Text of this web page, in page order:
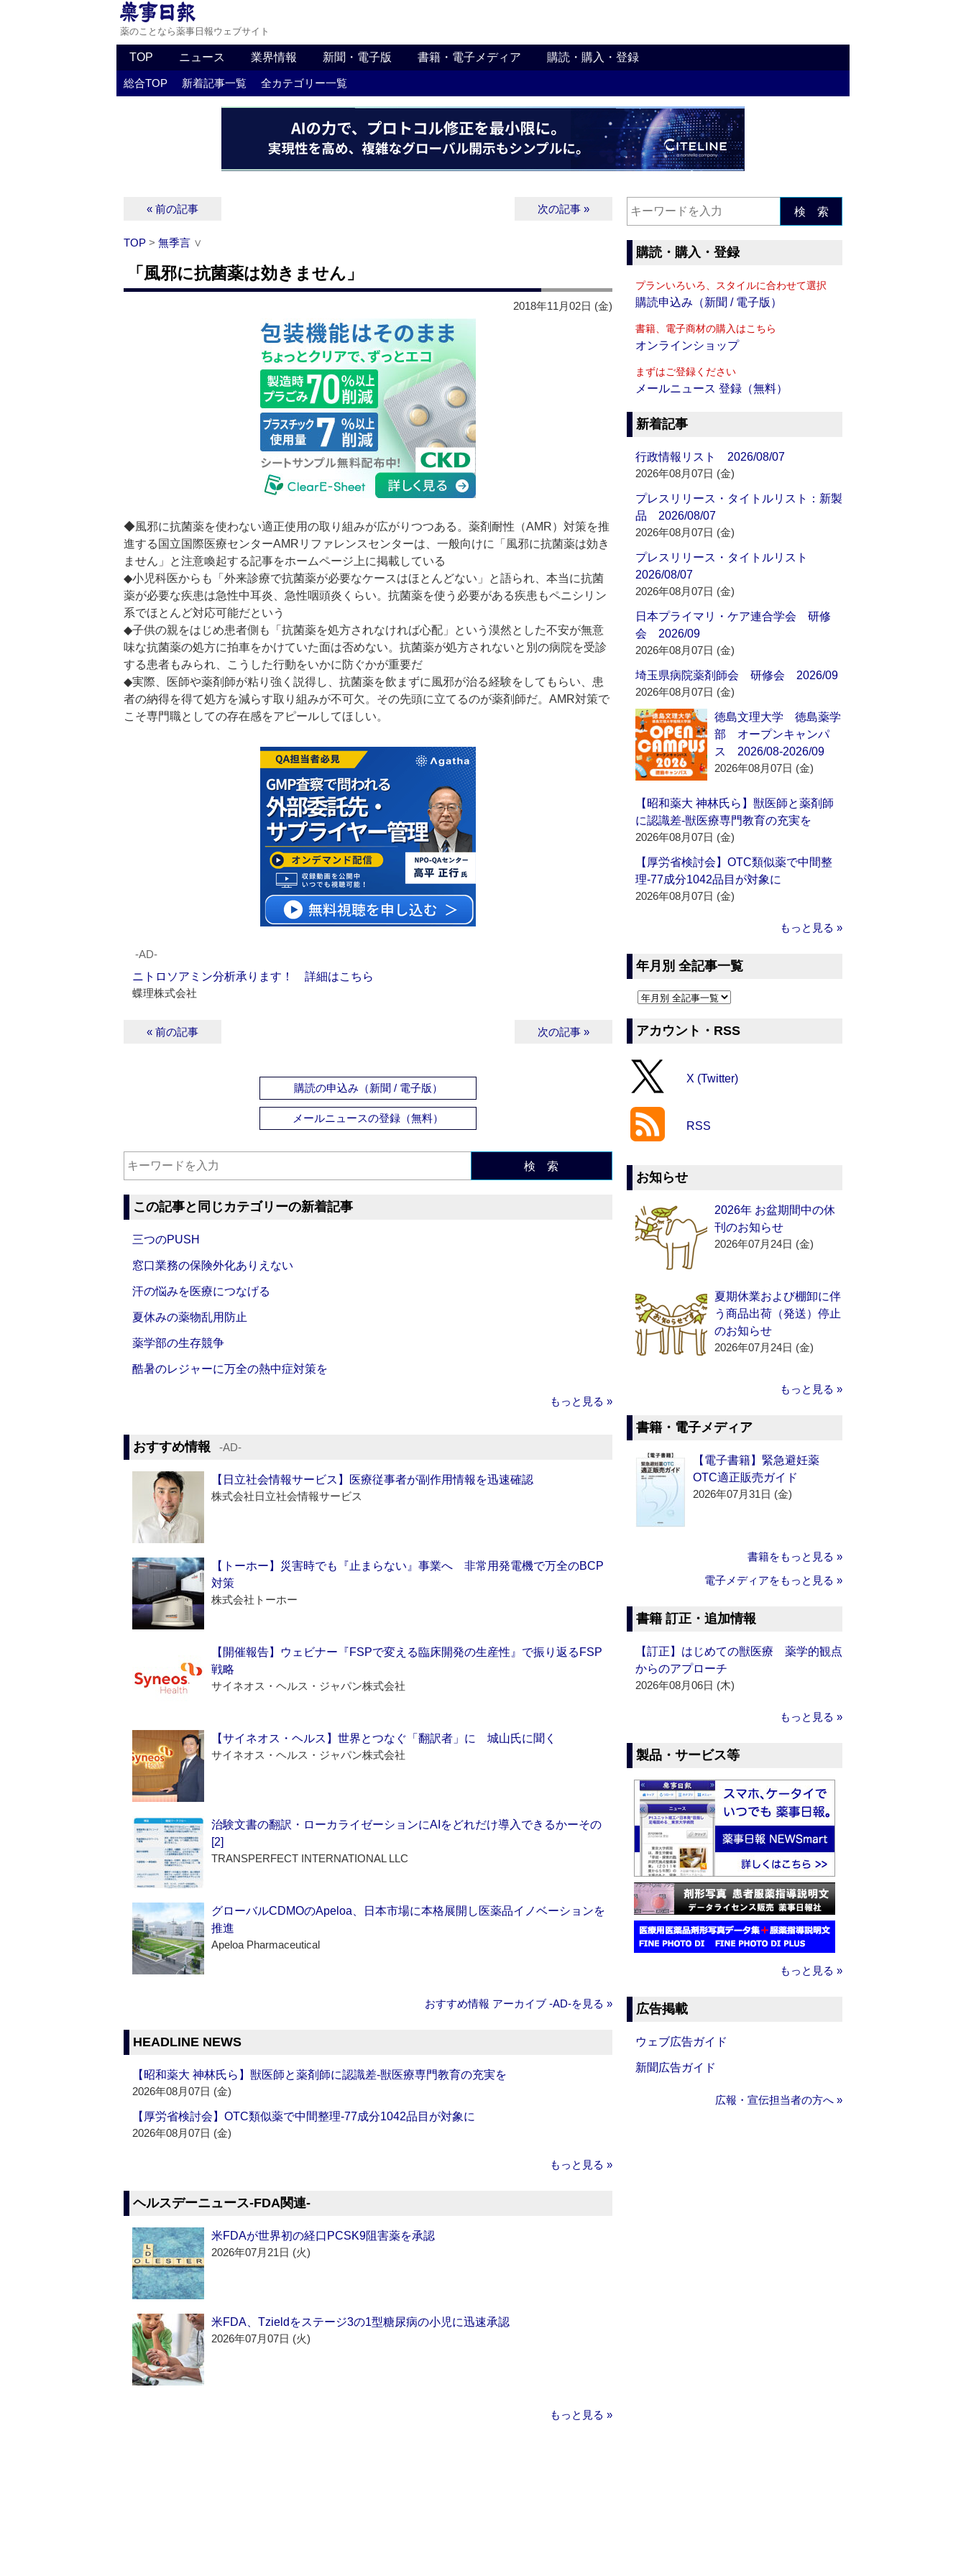
薬のことなら薬事日報ウェブサイト
TOP ニュース 業界情報 新聞・電子版 書籍・電子メディア 購読・購入・登録
総合TOP 新着記事一覧 全カテゴリー一覧
« 前の記事 次の記事 »
TOP > 無季言 ∨
「風邪に抗菌薬は効きません」
2018年11月02日 (金)
◆風邪に抗菌薬を使わない適正使用の取り組みが広がりつつある。薬剤耐性（AMR）対策を推
進する国立国際医療センターAMRリファレンスセンターは、一般向けに「風邪に抗菌薬は効き
ません」と注意喚起する記事をホームページ上に掲載している
◆小児科医からも「外来診療で抗菌薬が必要なケースはほとんどない」と語られ、本当に抗菌
薬が必要な疾患は急性中耳炎、急性咽頭炎くらい。抗菌薬を使う必要がある疾患もペニシリン
系でほとんど対応可能だという
◆子供の親をはじめ患者側も「抗菌薬を処方されなければ心配」という漠然とした不安が無意
味な抗菌薬の処方に拍車をかけていた面は否めない。抗菌薬が処方されないと別の病院を受診
する患者もみられ、こうした行動をいかに防ぐかが重要だ
◆実際、医師や薬剤師が粘り強く説得し、抗菌薬を飲まずに風邪が治る経験をしてもらい、患
者の納得を得て処方を減らす取り組みが不可欠。その先頭に立てるのが薬剤師だ。AMR対策で
こそ専門職としての存在感をアピールしてほしい。
‐AD‐
ニトロソアミン分析承ります！ 詳細はこちら
蝶理株式会社
« 前の記事 次の記事 »
購読の申込み（新聞 / 電子版）
メールニュースの登録（無料）
検 索
この記事と同じカテゴリーの新着記事
三つのPUSH
窓口業務の保険外化ありえない
汗の悩みを医療につなげる
夏休みの薬物乱用防止
薬学部の生存競争
酷暑のレジャーに万全の熱中症対策を
もっと見る »
おすすめ情報 ‐AD‐
【日立社会情報サービス】医療従事者が副作用情報を迅速確認
株式会社日立社会情報サービス
【トーホー】災害時でも『止まらない』事業へ 非常用発電機で万全のBCP
対策
株式会社トーホー
【開催報告】ウェビナー『FSPで変える臨床開発の生産性』で振り返るFSP
戦略
サイネオス・ヘルス・ジャパン株式会社
【サイネオス・ヘルス】世界とつなぐ「翻訳者」に 城山氏に聞く
サイネオス・ヘルス・ジャパン株式会社
治験文書の翻訳・ローカライゼーションにAIをどれだけ導入できるかーその
[2]
TRANSPERFECT INTERNATIONAL LLC
グローバルCDMOのApeloa、日本市場に本格展開し医薬品イノベーションを
推進
Apeloa Pharmaceutical
おすすめ情報 アーカイブ ‐AD‐を見る »
HEADLINE NEWS
【昭和薬大 神林氏ら】獣医師と薬剤師に認識差‐獣医療専門教育の充実を
2026年08月07日 (金)
【厚労省検討会】OTC類似薬で中間整理‐77成分1042品目が対象に
2026年08月07日 (金)
もっと見る »
ヘルスデーニュース‐FDA関連‐
米FDAが世界初の経口PCSK9阻害薬を承認
2026年07月21日 (火)
米FDA、Tzieldをステージ3の1型糖尿病の小児に迅速承認
2026年07月07日 (火)
もっと見る »
検 索
購読・購入・登録
プランいろいろ、スタイルに合わせて選択
購読申込み（新聞 / 電子版）
書籍、電子商材の購入はこちら
オンラインショップ
まずはご登録ください
メールニュース 登録（無料）
新着記事
行政情報リスト 2026/08/07
2026年08月07日 (金)
プレスリリース・タイトルリスト：新製
品 2026/08/07
2026年08月07日 (金)
プレスリリース・タイトルリスト
2026/08/07
2026年08月07日 (金)
日本プライマリ・ケア連合学会 研修
会 2026/09
2026年08月07日 (金)
埼玉県病院薬剤師会 研修会 2026/09
2026年08月07日 (金)
徳島文理大学 徳島薬学
部 オープンキャンパ
ス 2026/08-2026/09
2026年08月07日 (金)
【昭和薬大 神林氏ら】獣医師と薬剤師
に認識差‐獣医療専門教育の充実を
2026年08月07日 (金)
【厚労省検討会】OTC類似薬で中間整
理‐77成分1042品目が対象に
2026年08月07日 (金)
もっと見る »
年月別 全記事一覧
アカウント・RSS
X (Twitter)
RSS
お知らせ
2026年 お盆期間中の休
刊のお知らせ
2026年07月24日 (金)
夏期休業および棚卸に伴
う商品出荷（発送）停止
のお知らせ
2026年07月24日 (金)
もっと見る »
書籍・電子メディア
【電子書籍】緊急避妊薬
OTC適正販売ガイド
2026年07月31日 (金)
書籍をもっと見る »
電子メディアをもっと見る »
書籍 訂正・追加情報
【訂正】はじめての獣医療 薬学的観点
からのアプローチ
2026年08月06日 (木)
もっと見る »
製品・サービス等
もっと見る »
広告掲載
ウェブ広告ガイド
新聞広告ガイド
広報・宣伝担当者の方へ »